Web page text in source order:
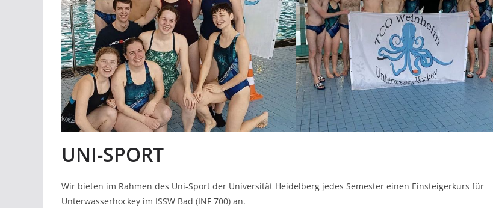
UNI-SPORT
Wir bieten im Rahmen des Uni-Sport der Universität Heidelberg jedes Semester einen Einsteigerkurs für
Unterwasserhockey im ISSW Bad (INF 700) an.